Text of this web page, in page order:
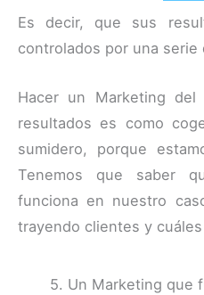
Es decir, que sus
controlados por una serie
Hacer un Marketing
resultados es como
sumidero, porque
Tenemos que saber
funciona en nuestro
trayendo clientes y cuáles
5. Un Marketing que